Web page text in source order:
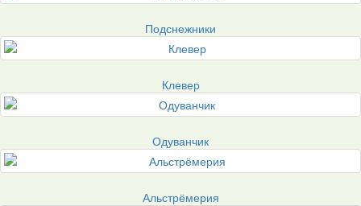
Подснежники
Клевер
Одуванчик
Альстрёмерия